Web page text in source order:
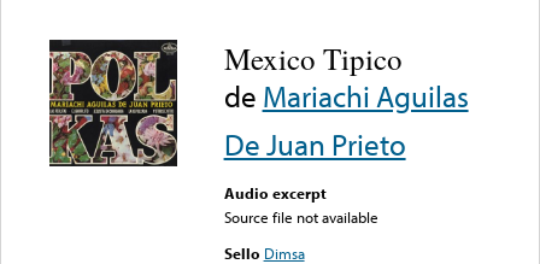
Mexico Tipico
de Mariachi Aguilas
De Juan Prieto
Audio excerpt
Source file not available
Sello Dimsa